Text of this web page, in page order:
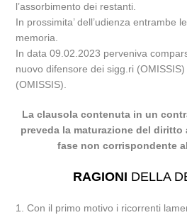
l’assorbimento dei restanti.
In prossimita’ dell’udienza entrambe
memoria.
In data 09.02.2023 perveniva
nuovo difensore dei sigg.ri
(OMISSIS).
La clausola contenuta in un
preveda la maturazione del
fase non corrispondente
RAGIONI DELLA
1. Con il primo motivo i ricorrenti